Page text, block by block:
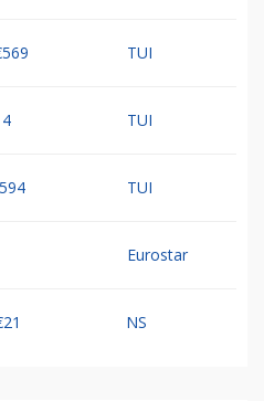
TUI
TUI
TUI
Eurostar
NS